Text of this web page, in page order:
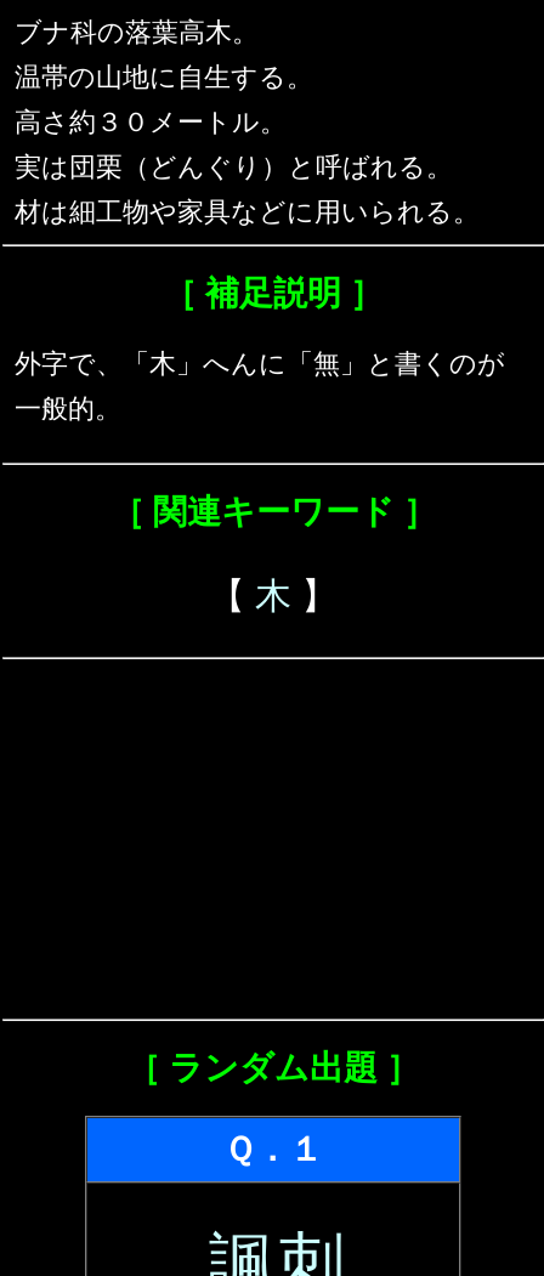
ブナ科の落葉高木。
温帯の山地に自生する。
高さ約３０メートル。
実は団栗（どんぐり）と呼ばれる。
材は細工物や家具などに用いられる。
［ 補足説明 ］
外字で、「木」へんに「無」と書くのが
一般的。
［ 関連キーワード ］
【 木 】
［ ランダム出題 ］
Ｑ．１